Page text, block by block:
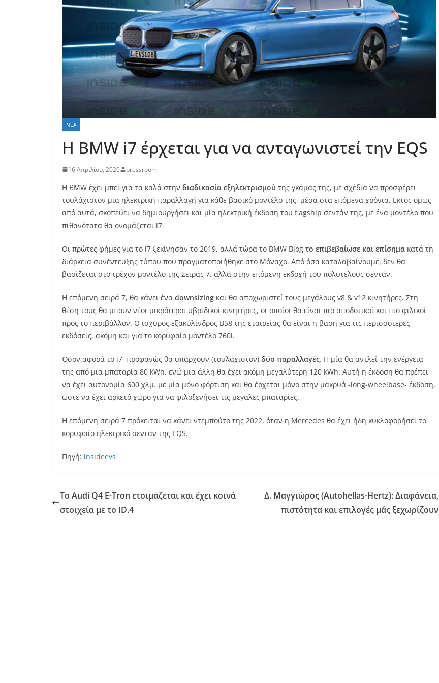
ΝΈΑ
H BMW i7 έρχεται για να ανταγωνιστεί την EQS
16 Απριλίου, 2020 pressroom
Η BMW έχει μπει για τα καλά στην διαδικασία εξηλεκτρισμού της γκάμας της, με σχέδια να προσφέρει
τουλάχιστον μια ηλεκτρική παραλλαγή για κάθε βασικό μοντέλο της, μέσα στα επόμενα χρόνια. Εκτός όμως
από αυτά, σκοπεύει να δημιουργήσει και μία ηλεκτρική έκδοση του flagship σεντάν της, με ένα μοντέλο που
πιθανότατα θα ονομάζεται i7.
Οι πρώτες φήμες για το i7 ξεκίνησαν το 2019, αλλά τώρα το BMW Blog το επιβεβαίωσε και επίσημα κατά τη
διάρκεια συνέντευξης τύπου που πραγματοποιήθηκε στο Μόναχο. Από όσα καταλαβαίνουμε, δεν θα
βασίζεται στο τρέχον μοντέλο της Σειράς 7, αλλά στην επόμενη εκδοχή του πολυτελούς σεντάν.
Η επόμενη σειρά 7, θα κάνει ένα downsizing και θα αποχωριστεί τους μεγάλους v8 & v12 κινητήρες. Στη
θέση τους θα μπουν νέοι μικρότεροι υβριδικοί κινητήρες, οι οποίοι θα είναι πιο αποδοτικοί και πιο φιλικοί
προς το περιβάλλον. Ο ισχυρός εξακύλινδρος B58 της εταιρείας θα είναι η βάση για τις περισσότερες
εκδόσεις, ακόμη και για το κορυφαίο μοντέλο 760i.
Όσον αφορά το i7, προφανώς θα υπάρχουν (τουλάχιστον) δύο παραλλαγές. Η μία θα αντλεί την ενέργεια
της από μια μπαταρία 80 kWh, ενώ μια άλλη θα έχει ακόμη μεγαλύτερη 120 kWh. Αυτή η έκδοση θα πρέπει
να έχει αυτονομία 600 χλμ. με μία μόνο φόρτιση και θα έρχεται μόνο στην μακρυά -long-wheelbase- έκδοση,
ώστε να έχει αρκετό χώρο για να φιλοξενήσει τις μεγάλες μπαταρίες.
Η επόμενη σειρά 7 πρόκειται να κάνει ντεμπούτο της 2022, όταν η Mercedes θα έχει ήδη κυκλοφορήσει το
κορυφαίο ηλεκτρικό σεντάν της EQS.
Πηγή: insideevs
Το Audi Q4 E-Tron ετοιμάζεται και έχει κοινά
στοιχεία με το ID.4
Δ. Μαγγιώρος (Autohellas-Hertz): Διαφάνεια,
πιστότητα και επιλογές μάς ξεχωρίζουν